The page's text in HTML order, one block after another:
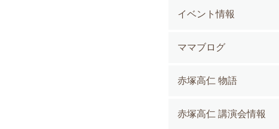
イベント情報
ママブログ
赤塚高仁 物語
赤塚高仁 講演会情報